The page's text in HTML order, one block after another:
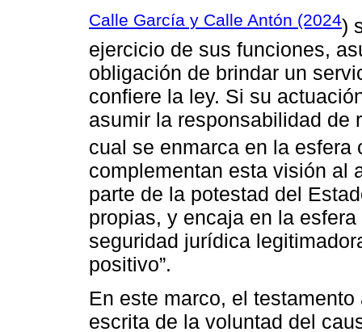
Calle García y Calle Antón (2024)
ejercicio de sus funciones,
obligación de brindar un
confiere la ley. Si su
asumir la responsabilidad de
cual se enmarca en la
complementan esta visión al
parte de la potestad del
propias, y encaja en la
seguridad jurídica
positivo”.
En este marco, el
escrita de la voluntad del